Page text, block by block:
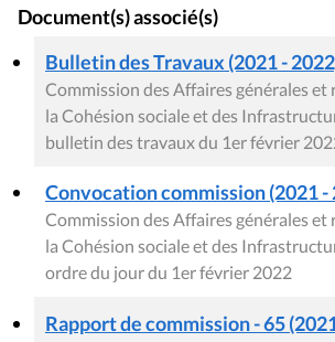
Document(s) associé(s)
Bulletin des Travaux (2021 -
Commission des Affaires générales et
la Cohésion sociale et des
bulletin des travaux du 1er février
Convocation commission (2021 -
Commission des Affaires générales et
la Cohésion sociale et des
ordre du jour du 1er février 2022
Rapport de commission - 65